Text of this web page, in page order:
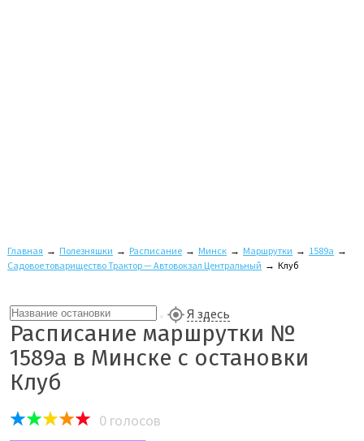
Главная → Полезняшки → Расписание → Минск → Маршрутки → 1589а →
Садовое товарищество Трактор — Автовокзал Центральный → Клуб
Я здесь
Расписание маршрутки №
1589а в Минске с остановки
Клуб
0 голосов